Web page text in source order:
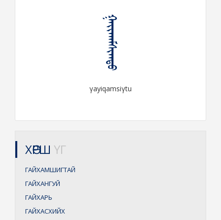
ᠭᠠᠶᠢᠬᠠᠮᠰᠢᠭᠲᠤ
γayiqamsiγtu
ХӨРШ ҮГ
ГАЙХАМШИГТАЙ
ГАЙХАНГУЙ
ГАЙХАРЬ
ГАЙХАСХИЙХ